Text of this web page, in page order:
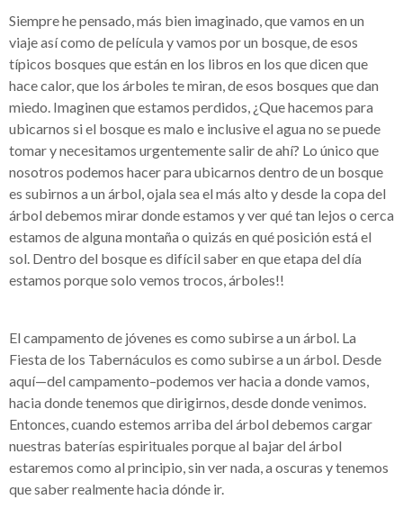
Siempre he pensado, más bien imaginado, que vamos en un
viaje así como de película y vamos por un bosque, de esos
típicos bosques que están en los libros en los que dicen que
hace calor, que los árboles te miran, de esos bosques que dan
miedo. Imaginen que estamos perdidos, ¿Que hacemos para
ubicarnos si el bosque es malo e inclusive el agua no se puede
tomar y necesitamos urgentemente salir de ahí? Lo único que
nosotros podemos hacer para ubicarnos dentro de un bosque
es subirnos a un árbol, ojala sea el más alto y desde la copa del
árbol debemos mirar donde estamos y ver qué tan lejos o cerca
estamos de alguna montaña o quizás en qué posición está el
sol. Dentro del bosque es difícil saber en que etapa del día
estamos porque solo vemos trocos, árboles!!
El campamento de jóvenes es como subirse a un árbol. La
Fiesta de los Tabernáculos es como subirse a un árbol. Desde
aquí—del campamento–podemos ver hacia a donde vamos,
hacia donde tenemos que dirigirnos, desde donde venimos.
Entonces, cuando estemos arriba del árbol debemos cargar
nuestras baterías espirituales porque al bajar del árbol
estaremos como al principio, sin ver nada, a oscuras y tenemos
que saber realmente hacia dónde ir.